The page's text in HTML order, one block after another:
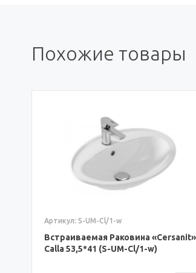
Похожие товары
Артикул: S-UM-COL50/1-w
Встраиваемая Раковина «Cersanit»
Colour 50*40,5 (S-UM-COL50/1-w)